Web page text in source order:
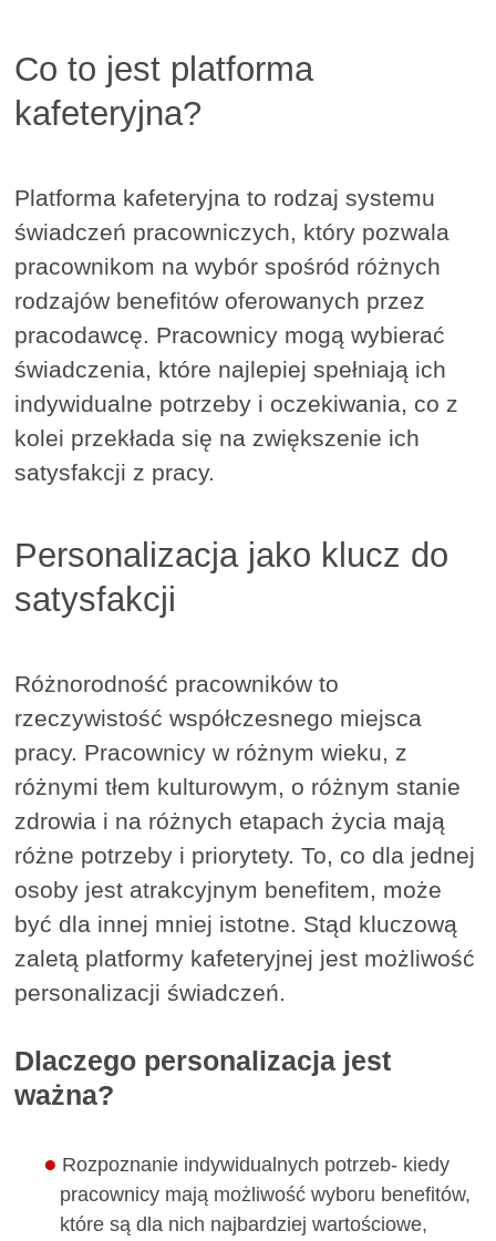
Co to jest platforma
kafeteryjna?
Platforma kafeteryjna to rodzaj systemu
świadczeń pracowniczych, który pozwala
pracownikom na wybór spośród różnych
rodzajów benefitów oferowanych przez
pracodawcę. Pracownicy mogą wybierać
świadczenia, które najlepiej spełniają ich
indywidualne potrzeby i oczekiwania, co z
kolei przekłada się na zwiększenie ich
satysfakcji z pracy.
Personalizacja jako klucz do
satysfakcji
Różnorodność pracowników to
rzeczywistość współczesnego miejsca
pracy. Pracownicy w różnym wieku, z
różnymi tłem kulturowym, o różnym stanie
zdrowia i na różnych etapach życia mają
różne potrzeby i priorytety. To, co dla jednej
osoby jest atrakcyjnym benefitem, może
być dla innej mniej istotne. Stąd kluczową
zaletą platformy kafeteryjnej jest możliwość
personalizacji świadczeń.
Dlaczego personalizacja jest
ważna?
Rozpoznanie indywidualnych potrzeb- kiedy
pracownicy mają możliwość wyboru benefitów,
które są dla nich najbardziej wartościowe,